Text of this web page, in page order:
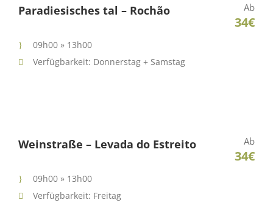
Paradiesisches tal – Rochão Ab
34€
09h00 » 13h00
Verfügbarkeit: Donnerstag + Samstag
Weinstraße – Levada do Estreito Ab
34€
09h00 » 13h00
Verfügbarkeit: Freitag